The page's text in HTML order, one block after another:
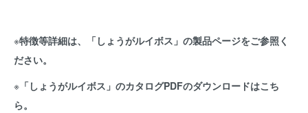
※特徴等詳細は、「しょうがルイボス」の製品ページをご参照く
ださい。
※ 「しょうがルイボス」のカタログPDFのダウンロードはこち
ら。